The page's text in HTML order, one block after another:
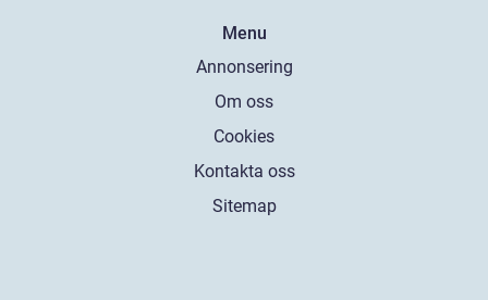
Menu
Annonsering
Om oss
Cookies
Kontakta oss
Sitemap